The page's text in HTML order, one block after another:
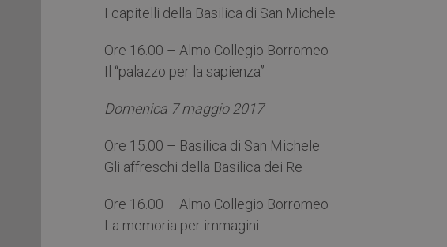
I capitelli della Basilica di San Michele
Ore 16.00 – Almo Collegio Borromeo
Il “palazzo per la sapienza”
Domenica 7 maggio 2017
Ore 15.00 – Basilica di San Michele
Gli affreschi della Basilica dei Re
Ore 16.00 – Almo Collegio Borromeo
La memoria per immagini